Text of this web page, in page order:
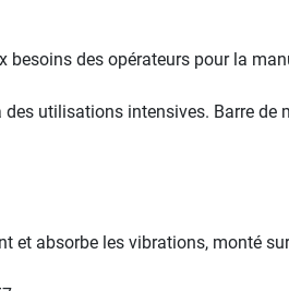
des opérateurs pour la
utilisations intensives. Barre de
et absorbe les vibrations, monté